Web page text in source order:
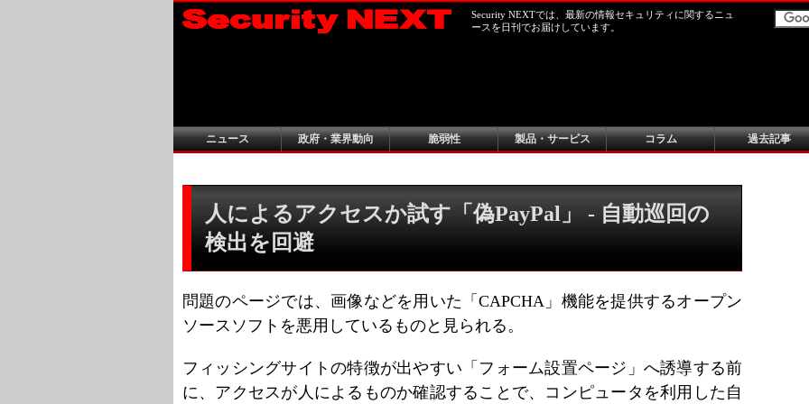
Security NEXTでは、最新の情報セキュリティに関するニュ
ースを日刊でお届けしています。
ニュース 政府・業界動向 脆弱性 製品・サービス コラム 過去記事
人によるアクセスか試す「偽PayPal」 - 自動巡回の
検出を回避
問題のページでは、画像などを用いた「CAPCHA」機能を提供するオープン
ソースソフトを悪用しているものと見られる。
フィッシングサイトの特徴が出やすい「フォーム設置ページ」へ誘導する前
に、アクセスが人によるものか確認することで、コンピュータを利用した自